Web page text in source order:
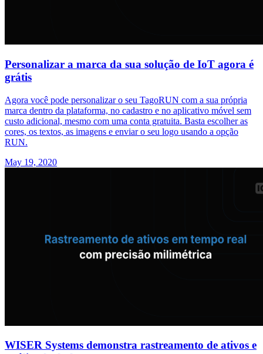
Personalizar a marca da sua solução de IoT agora é
grátis
Agora você pode personalizar o seu TagoRUN com a sua própria
marca dentro da plataforma, no cadastro e no aplicativo móvel sem
custo adicional, mesmo com uma conta gratuita. Basta escolher as
cores, os textos, as imagens e enviar o seu logo usando a opção
RUN.
May 19, 2020
WISER Systems demonstra rastreamento de ativos e